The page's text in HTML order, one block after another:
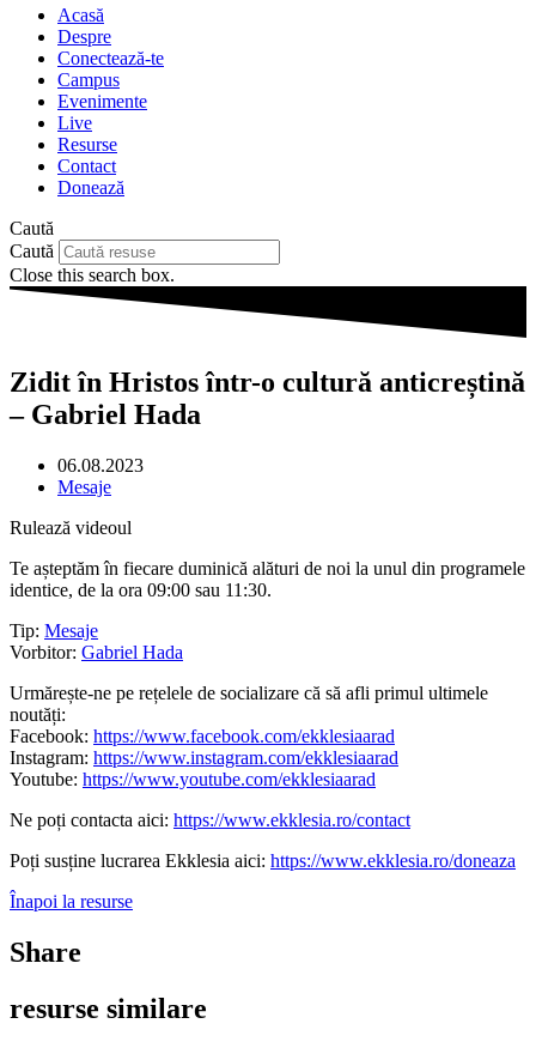
Acasă
Despre
Conectează-te
Campus
Evenimente
Live
Resurse
Contact
Donează
Caută
Caută
Close this search box.
Zidit în Hristos într-o cultură anticreștină
– Gabriel Hada
06.08.2023
Mesaje
Rulează videoul
Te așteptăm în fiecare duminică alături de noi la unul din programele
identice, de la ora 09:00 sau 11:30.
Tip: Mesaje
Vorbitor: Gabriel Hada
Urmărește-ne pe rețelele de socializare că să afli primul ultimele
noutăți:
Facebook: https://www.facebook.com/ekklesiaarad
Instagram: https://www.instagram.com/ekklesiaarad
Youtube: https://www.youtube.com/ekklesiaarad
Ne poți contacta aici: https://www.ekklesia.ro/contact
Poți susține lucrarea Ekklesia aici: https://www.ekklesia.ro/doneaza
Înapoi la resurse
Share
resurse similare